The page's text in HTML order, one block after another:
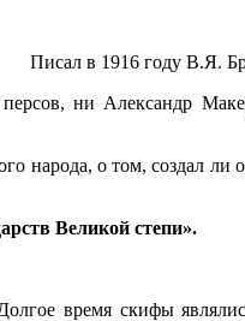
Писал в 1916 году В.Я.
ни Александр
о том, создал ли
Великой степи».
время скифы